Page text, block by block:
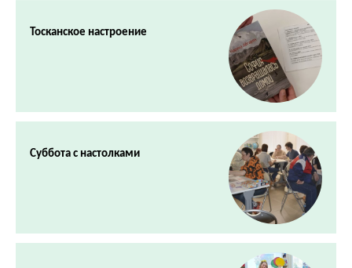
Тосканское настроение
Суббота с настолками